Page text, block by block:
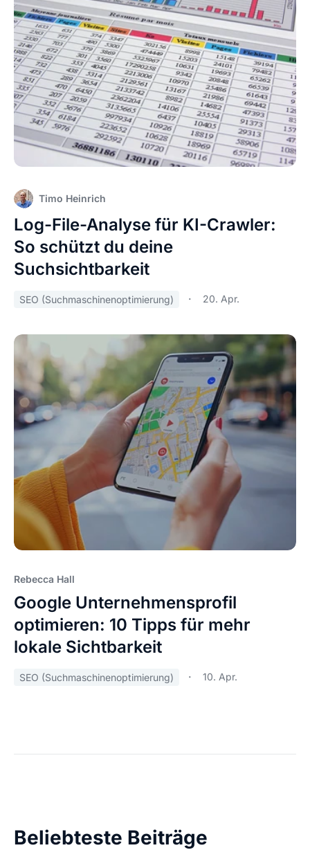
Timo Heinrich
Log-File-Analyse für KI-Crawler:
So schützt du deine
Suchsichtbarkeit
SEO (Suchmaschinenoptimierung) 20. Apr.
Rebecca Hall
Google Unternehmensprofil
optimieren: 10 Tipps für mehr
lokale Sichtbarkeit
SEO (Suchmaschinenoptimierung) 10. Apr.
Beliebteste Beiträge